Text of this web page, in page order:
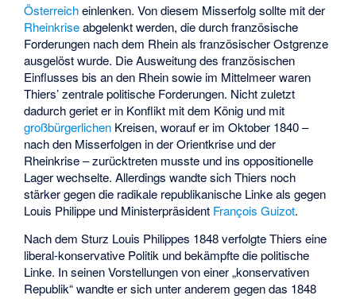
Österreicheinlenken. Von diesem Misserfolg sollte mit der
Rheinkriseabgelenkt werden, die durch französische
Forderungen nach dem Rhein als französischer Ostgrenze
ausgelöst wurde. Die Ausweitung des französischen
Einflusses bis an den Rhein sowie im Mittelmeer waren
Thiers’ zentrale politische Forderungen. Nicht zuletzt
dadurch geriet er in Konflikt mit dem König und mit
großbürgerlichen Kreisen, worauf er im Oktober 1840 –
nach den Misserfolgen in der Orientkrise und der
Rheinkrise – zurücktreten musste und ins oppositionelle
Lager wechselte. Allerdings wandte sich Thiers noch
stärker gegen die radikale republikanische Linke als gegen
Louis Philippe und Ministerpräsident François Guizot.
Nach dem Sturz Louis Philippes 1848 verfolgte Thiers eine
liberal-konservative Politik und bekämpfte die politische
Linke. In seinen Vorstellungen von einer „konservativen
Republik“ wandte er sich unter anderem gegen das 1848